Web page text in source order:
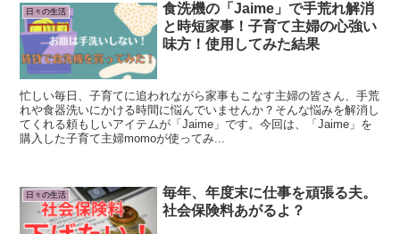
日々の生活
食洗機の「Jaime」で手荒れ解消
と時短家事！子育て主婦の心強い
味方！使用してみた結果
忙しい毎日、子育てに追われながら家事もこなす主婦の皆さん、手荒
れや食器洗いにかける時間に悩んでいませんか？そんな悩みを解消し
てくれる頼もしいアイテムが「Jaime」です。今回は、「Jaime」を
購入した子育て主婦momoが使ってみ...
日々の生活
毎年、年度末に仕事を頑張る夫。
社会保険料あがるよ？